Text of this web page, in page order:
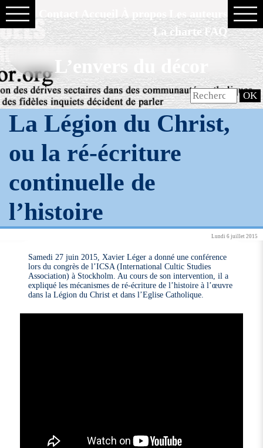
La charte FAQ
L’envers du décor
La Légion du Christ,
ou la ré-écriture
continuelle de
l’histoire
Lundi 6 juillet 2015
Samedi 27 juin 2015, Xavier Léger a donné une conférence
lors du congrès de l’ICSA (International Cultic Studies
Association) à Stockholm. Au cours de son intervention, il a
expliqué les mécanismes de ré-écriture de l’histoire à l’œuvre
dans la Légion du Christ et dans l’Eglise Catholique.